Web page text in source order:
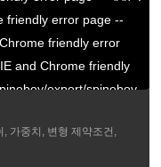
friendly error page --
friendly error
and Chrome friendly
export/spineboy-
가중치, 변형 제약조건,